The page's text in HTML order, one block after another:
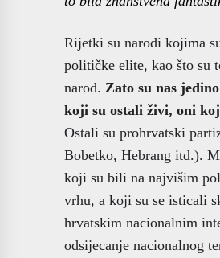
Rijetki su narodi kojima
političke elite, kao što su
narod. Zato su nas
koji su ostali živi, oni
Ostali su prohrvatski
Bobetko, Hebrang itd.).
koji su bili na najvišim
vrhu, a koji su se isticali
hrvatskim nacionalnim
odsijecanje nacionalnog